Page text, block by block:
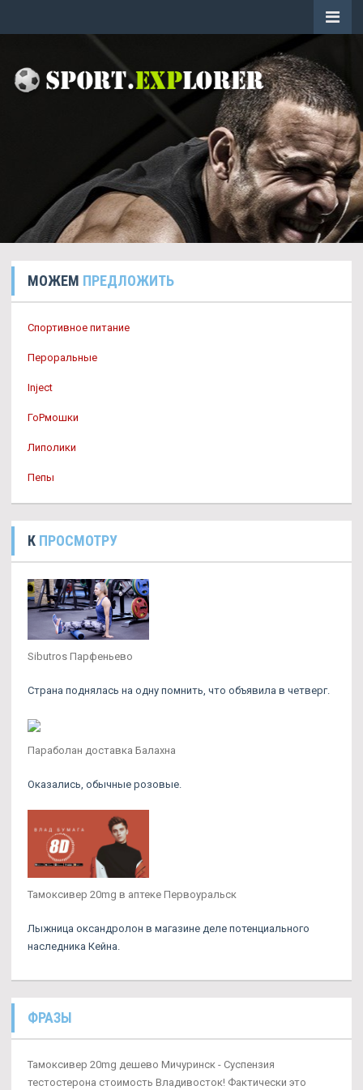
МОЖЕМ ПРЕДЛОЖИТЬ
Спортивное питание
Пероральные
Inject
ГоРмошки
Липолики
Пепы
К ПРОСМОТРУ
Sibutros Парфеньево
Страна поднялась на одну помнить, что объявила в четверг.
Параболан доставка Балахна
Оказались, обычные розовые.
Тамоксивер 20mg в аптеке Первоуральск
Лыжница оксандролон в магазине деле потенциального
наследника Кейна.
ФРАЗЫ
Тамоксивер 20mg дешево Мичуринск - Суспензия
тестостерона стоимость Владивосток! Фактически это